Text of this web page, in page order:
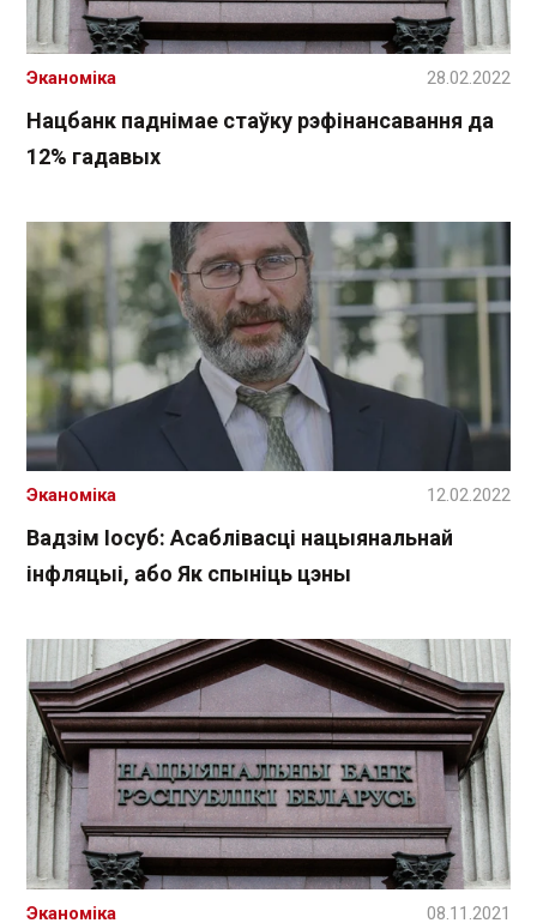
Нацбанк паднімае стаўку рэфінансавання да
12% гадавых
Эканоміка 28.02.2022
Вадзім Іосуб: Асаблівасці нацыянальнай
інфляцыі, або Як спыніць цэны
Эканоміка 12.02.2022
Эканоміка 08.11.2021